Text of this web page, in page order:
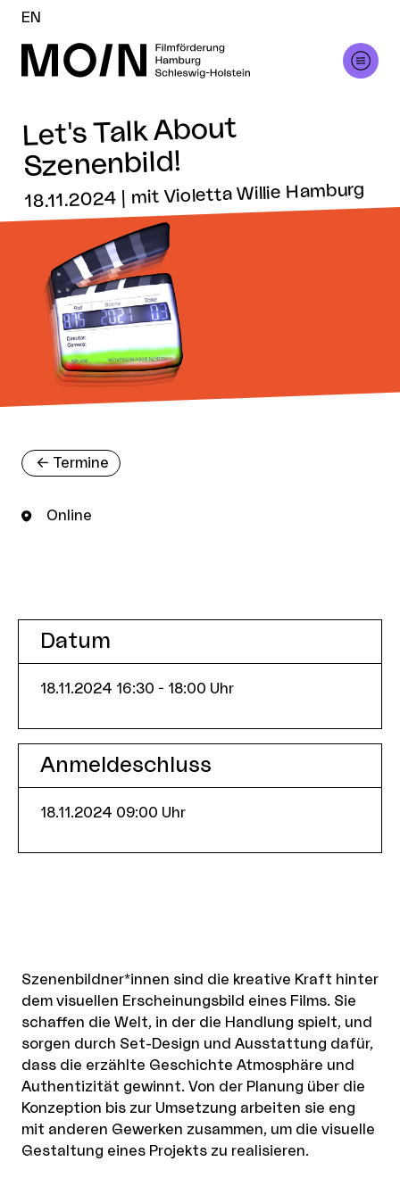
EN
Let's Talk About
Szenenbild!
18.11.2024 | mit Violetta Willie Hamburg
<- Termine
Online
Datum
18.11.2024 16:30 - 18:00 Uhr
Anmeldeschluss
18.11.2024 09:00 Uhr
Szenenbildner*innen sind die kreative Kraft hinter
dem visuellen Erscheinungsbild eines Films. Sie
schaffen die Welt, in der die Handlung spielt, und
sorgen durch Set-Design und Ausstattung dafür,
dass die erzählte Geschichte Atmosphäre und
Authentizität gewinnt. Von der Planung über die
Konzeption bis zur Umsetzung arbeiten sie eng
mit anderen Gewerken zusammen, um die visuelle
Gestaltung eines Projekts zu realisieren.